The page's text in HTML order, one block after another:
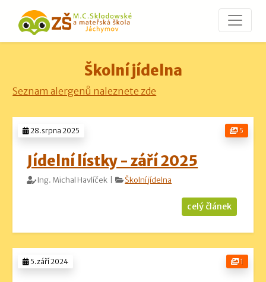
Školní jídelna
Seznam alergenů naleznete zde
5
28.srpna 2025
Jídelní lístky - září 2025
Ing. Michal Havlíček | Školní jídelna
celý článek
1
5.září 2024